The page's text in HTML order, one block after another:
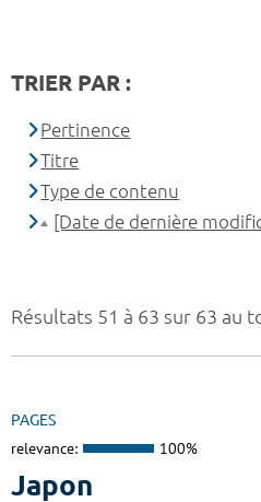
Résultats 51 à 63 sur 63 au
PAGES
relevance: 100%
Japon
TRIER PAR :
Pertinence
Titre
Type de contenu
[Date de dernière